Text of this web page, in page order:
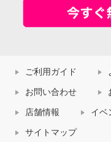
ご利用ガイド
お問い合わせ
店舗情報 イベ
サイトマップ